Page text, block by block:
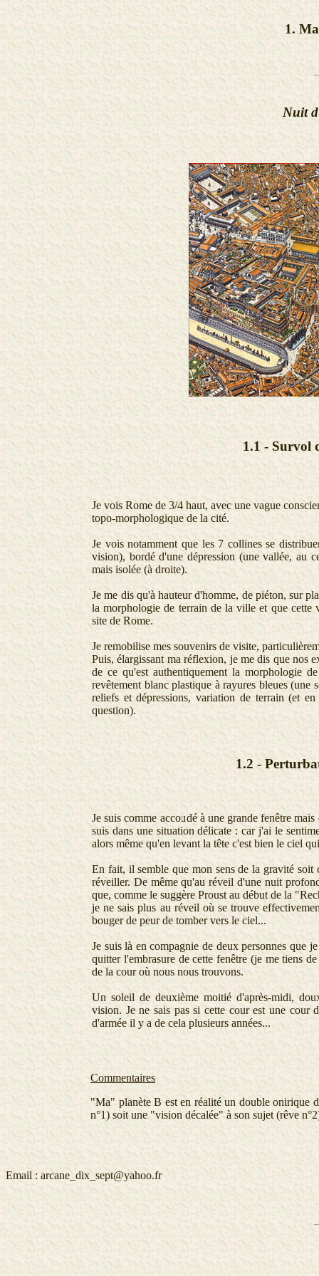
1.
Nuit
1.1 - Survol
Je vois Rome de 3/4 haut, avec une vague
topo-morphologique de la cité.
Je vois notamment que les 7 collines se
vision), bordé d'une dépression (une vallée, au
mais isolée (à droite).
Je me dis qu'à hauteur d'homme, de piéton, sur
la morphologie de terrain de la ville et que cette
site de Rome.
Je remobilise mes souvenirs de visite,
Puis, élargissant ma réflexion, je me dis que nos
de ce qu'est authentiquement la morphologie
revêtement blanc plastique à rayures bleues
reliefs et dépressions, variation de terrain (et
question).
1.2 -
Je suis comme accoudé à une grande fenêtre
suis dans une situation délicate : car j'ai le
alors même qu'en levant la tête c'est bien le ciel
En fait, il semble que mon sens de la gravité soit
réveiller. De même qu'au réveil d'une nuit
que, comme le suggère Proust au début de la
je ne sais plus au réveil où se trouve
bouger de peur de tomber vers le ciel...
Je suis là en compagnie de deux personnes que
quitter l'embrasure de cette fenêtre (je me tiens
de la cour où nous nous trouvons.
Un soleil de deuxième moitié d'après-midi,
vision. Je ne sais pas si cette cour est une cour
d'armée il y a de cela plusieurs années...
Commentaires
"Ma" planète B est en réalité un double onirique
n°1) soit une "vision décalée" à son sujet (rêve
Email : arcane_dix_sept@yahoo.fr